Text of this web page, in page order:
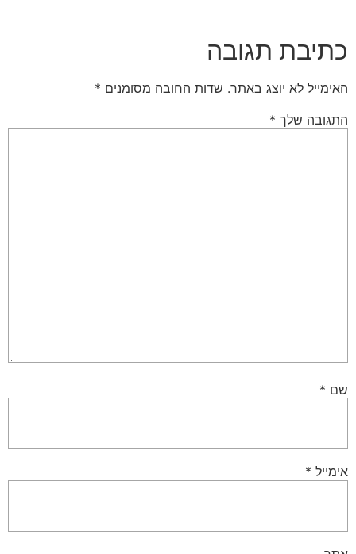
כתיבת תגובה
האימייל לא יוצג באתר. שדות החובה מסומנים *
התגובה שלך *
שם *
אימייל *